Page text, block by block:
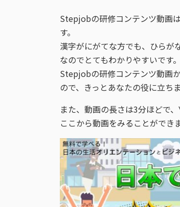
Stepjobの研修コンテンツ動画
す。
漢字がにがてな方でも、ひら
なのでとてもわかりやすいです。
Stepjobの研修コンテンツ動画
ので、きっとあなたの役に立ち
また、動画の長さは3分ほどで
ここから動画をみることができ